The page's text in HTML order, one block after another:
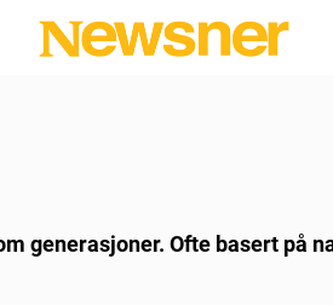
generasjoner. Ofte basert på